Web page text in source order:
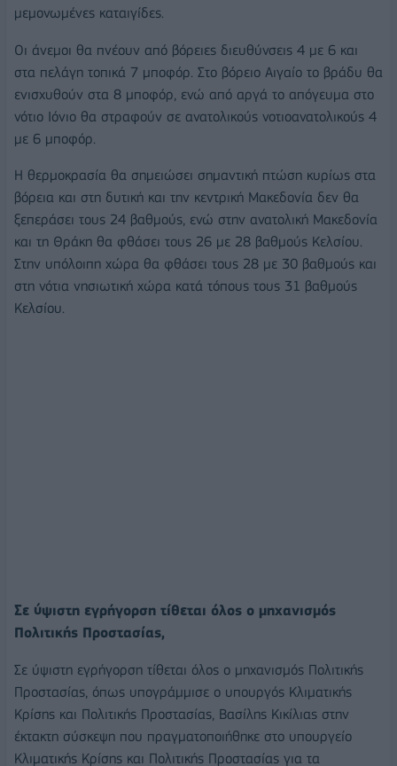
μεμονωμένες καταιγίδες.
Οι άνεμοι θα πνέουν από βόρειες διευθύνσεις 4 με 6 και
στα πελάγη τοπικά 7 μποφόρ. Στο βόρειο Αιγαίο το βράδυ θα
ενισχυθούν στα 8 μποφόρ, ενώ από αργά το απόγευμα στο
νότιο Ιόνιο θα στραφούν σε ανατολικούς νοτιοανατολικούς 4
με 6 μποφόρ.
Η θερμοκρασία θα σημειώσει σημαντική πτώση κυρίως στα
βόρεια και στη δυτική και την κεντρική Μακεδονία δεν θα
ξεπεράσει τους 24 βαθμούς, ενώ στην ανατολική Μακεδονία
και τη Θράκη θα φθάσει τους 26 με 28 βαθμούς Κελσίου.
Στην υπόλοιπη χώρα θα φθάσει τους 28 με 30 βαθμούς και
στη νότια νησιωτική χώρα κατά τόπους τους 31 βαθμούς
Κελσίου.
Σε ύψιστη εγρήγορση τίθεται όλος ο μηχανισμός
Πολιτικής Προστασίας,
Σε ύψιστη εγρήγορση τίθεται όλος ο μηχανισμός Πολιτικής
Προστασίας, όπως υπογράμμισε ο υπουργός Κλιματικής
Κρίσης και Πολιτικής Προστασίας, Βασίλης Κικίλιας στην
έκτακτη σύσκεψη που πραγματοποιήθηκε στο υπουργείο
Κλιματικής Κρίσης και Πολιτικής Προστασίας για τα